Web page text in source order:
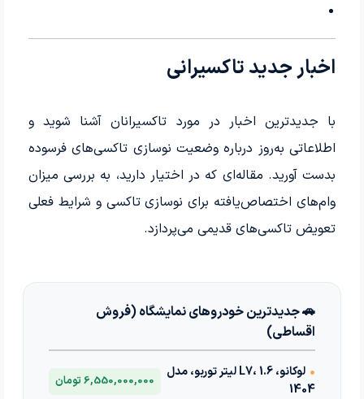
اخبار جدید تاکسیرانی
با جدیدترین اخبار در مورد تاکسیرانان آشنا شوید و
اطلاعاتی به‌روز درباره وضعیت نوسازی تاکسی‌های فرسوده
بدست آورید. مقاله‌ای که در اختیار دارید، به بررسی میزان
وام‌های اختصاص‌یافته برای نوسازی تاکسی و شرایط فعلی
تعویض تاکسی‌های قدیمی می‌پردازد.
🚗 جدیدترین خودروهای نمایشگاه (فروش
اقساطی)
•
لوکانو، L7، 1.6 لیتر توربو، مدل
1404
6,550,000,000 تومان